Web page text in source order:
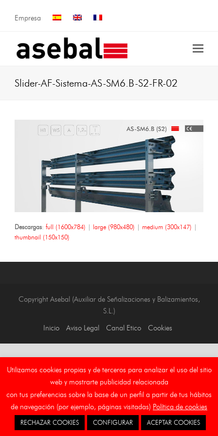
Empresa
Slider-AF-Sistema-AS-SM6.B-S2-FR-02
Descargas: full (1600x784) | large (980x480) | medium (300x147) |
thumbnail (150x150)
Copyright Asebal (Auxiliar de Señalizaciones y Balizamientos,
S.L.)
Inicio
Aviso Legal Canal Etico Cookies
Utilizamos cookies propias y de terceros para analizar el uso del sitio
web y mostrarte publicidad relacionada
con tus preferencias sobre la base de un perfil a partir de tus hábitos
de navegación (por ejemplo, páginas visitadas) Política de cookies
RECHAZAR COOKIES CONFIGURAR ACEPTAR COOKIES